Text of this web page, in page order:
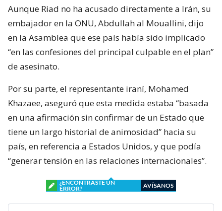
Aunque Riad no ha acusado directamente a Irán, su
embajador en la ONU, Abdullah al Mouallini, dijo
en la Asamblea que ese país había sido implicado
“en las confesiones del principal culpable en el plan”
de asesinato.
Por su parte, el representante iraní, Mohamed
Khazaee, aseguró que esta medida estaba “basada
en una afirmación sin confirmar de un Estado que
tiene un largo historial de animosidad” hacia su
país, en referencia a Estados Unidos, y que podía
“generar tensión en las relaciones internacionales”.
¿ENCONTRASTE UN
ERROR?
AVÍSANOS